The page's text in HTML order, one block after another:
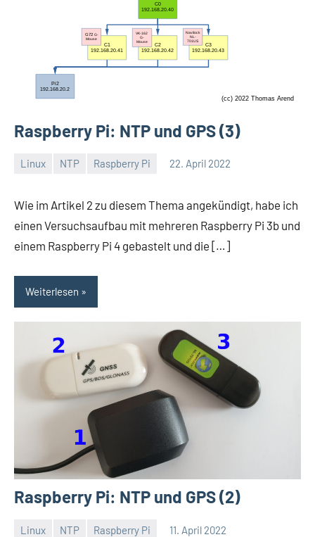
Raspberry Pi: NTP und GPS (3)
Linux NTP Raspberry Pi 22. April 2022
Wie im Artikel 2 zu diesem Thema angekündigt, habe ich
einen Versuchsaufbau mit mehreren Raspberry Pi 3b und
einem Raspberry Pi 4 gebastelt und die […]
Weiterlesen
Raspberry Pi: NTP und GPS (2)
Linux NTP Raspberry Pi 11. April 2022